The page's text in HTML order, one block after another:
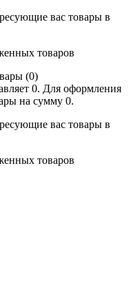
вас товары в
товаров
(0)
0. Для оформления
на сумму 0.
вас товары в
товаров